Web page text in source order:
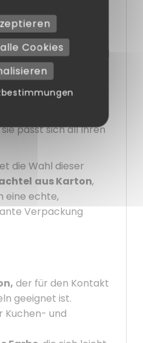
und Hobbybäckern
Kuchenschachtel
neutralen
aus,
zur Geltung zu
Dessert oder
passt sich all Ihren
die Wahl dieser
aus Karton,
eine echte,
Verpackung
der für den Kontakt
geeignet ist.
Kuchen- und
Cookies